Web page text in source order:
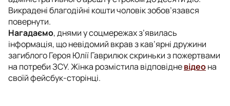
Викрадені благодійні кошти чоловік зобов’язався
повернути.
Нагадаємо, днями у соцмережах з’явилась
інформація, що невідомий вкрав з кав’ярні дружини
загиблого Героя Юлії Гаврилюк скриньки з пожертвами
на потреби ЗСУ. Жінка розмістила відповідневідеона
своїй фейсбук-сторінці.